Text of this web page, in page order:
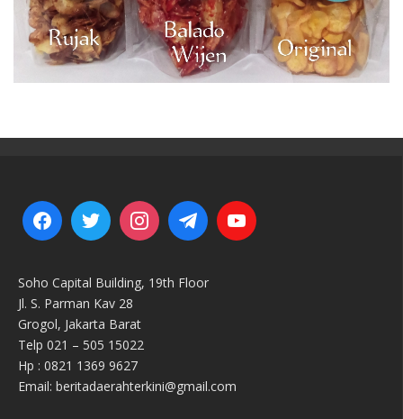
Soho Capital Building, 19th Floor
Jl. S. Parman Kav 28
Grogol, Jakarta Barat
Telp 021 – 505 15022
Hp : 0821 1369 9627
Email: beritadaerahterkini@gmail.com